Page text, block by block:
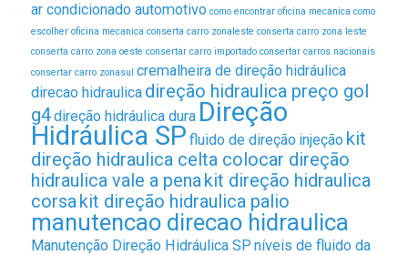
ar condicionado automotivo como encontrar oficina mecanica como
escolher oficina mecanica conserta carro zonaleste conserta carro zona leste
conserta carro zona oeste consertar carro importado consertar carros nacionais
consertar carro zonasul cremalheira de direção hidráulica
direcao hidraulica direção hidraulica preço gol
g4direção hidráulica dura Direção
Hidráulica SP fluido de direção injeção kit
direção hidraulica celta colocar direção
hidraulica vale a penakit direção hidraulica
corsakit direção hidraulica palio
manutencao direcao hidraulica
Manutenção Direção Hidráulica SP níveis de fluido da